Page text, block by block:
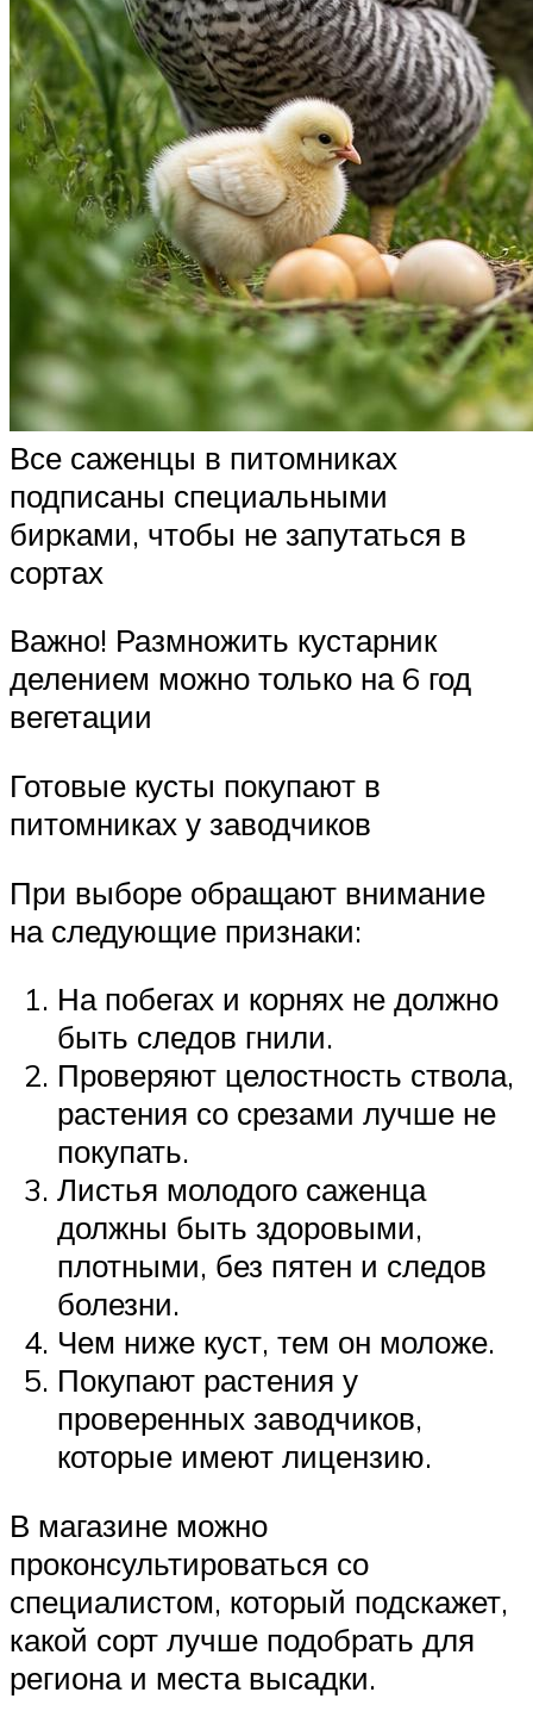
Все саженцы в питомниках
подписаны специальными
бирками, чтобы не запутаться в
сортах
Важно! Размножить кустарник
делением можно только на 6 год
вегетации
Готовые кусты покупают в
питомниках у заводчиков
При выборе обращают внимание
на следующие признаки:
На побегах и корнях не должно
быть следов гнили.
Проверяют целостность ствола,
растения со срезами лучше не
покупать.
Листья молодого саженца
должны быть здоровыми,
плотными, без пятен и следов
болезни.
Чем ниже куст, тем он моложе.
Покупают растения у
проверенных заводчиков,
которые имеют лицензию.
В магазине можно
проконсультироваться со
специалистом, который подскажет,
какой сорт лучше подобрать для
региона и места высадки.